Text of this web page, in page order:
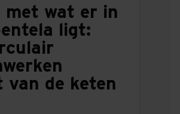
met wat er in
ligt:
van de keten